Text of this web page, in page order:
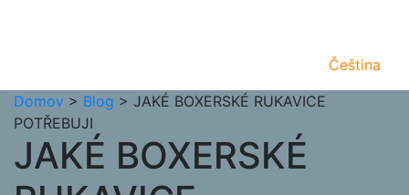
Čeština
Domov > Blog > JAKÉ BOXERSKÉ RUKAVICE
POTŘEBUJI
JAKÉ BOXERSKÉ